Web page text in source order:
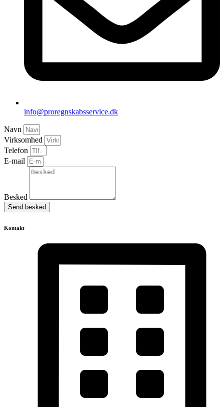
info@proregnskabsservice.dk
Navn
Virksomhed
Telefon
E-mail
Besked
Send besked
Kontakt